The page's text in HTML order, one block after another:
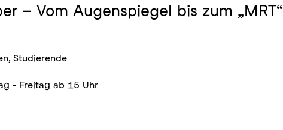
– Vom Augenspiegel bis zum „MRT“
Studierende
- Freitag ab 15 Uhr